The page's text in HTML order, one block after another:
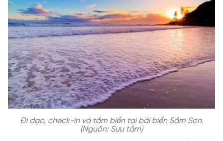
Đi dạo, check-in và tắm biển tại bãi biển Sầm Sơn.
(Nguồn: Sưu tầm)